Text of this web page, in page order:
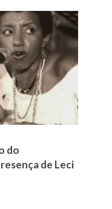
do
de Leci